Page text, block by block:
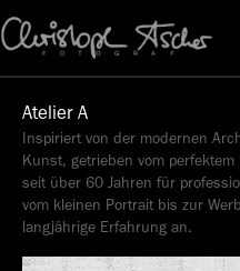
Atelier A
Inspiriert von der modernen
Kunst, getrieben vom
seit über 60 Jahren für
vom kleinen Portrait bis zur
langjährige Erfahrung an.